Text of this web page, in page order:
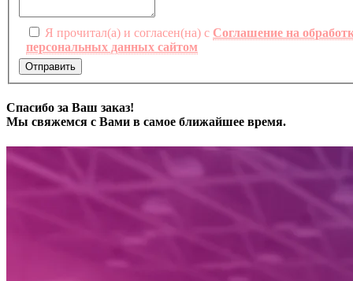
Я прочитал(а) и согласен(на) с Соглашение на
персональных данных сайтом
Отправить
Спасибо за Ваш заказ!
Мы свяжемся с Вами в самое ближайшее время.